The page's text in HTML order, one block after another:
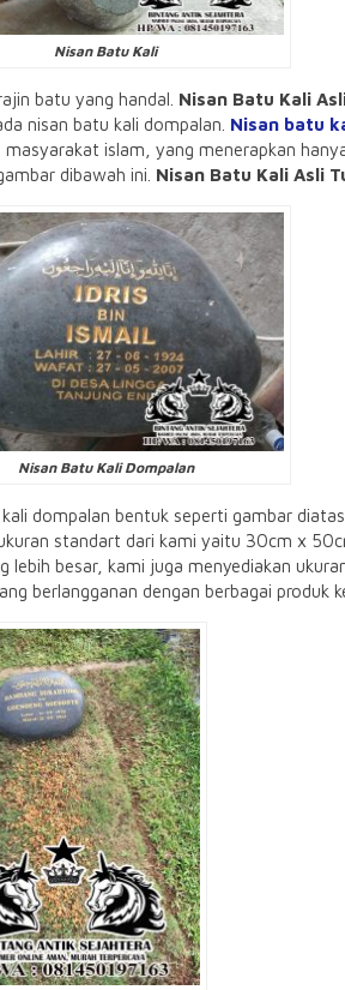
Nisan Batu Kali
batu yang handal. Nisan Batu Kali
nisan batu kali dompalan. Nisan batu
masyarakat islam, yang menerapkan
dibawah ini. Nisan Batu Kali Asli
Nisan Batu Kali Dompalan
dompalan bentuk seperti gambar diatas.
standart dari kami yaitu 30cm x
lebih besar, kami juga menyediakan
berlangganan dengan berbagai produk